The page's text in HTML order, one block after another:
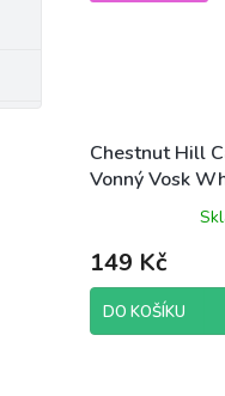
Chestnut Hill
Vonný Vosk
Pumpkin, 85
produktu
je
5,0
z
149 Kč
DO KOŠÍKU